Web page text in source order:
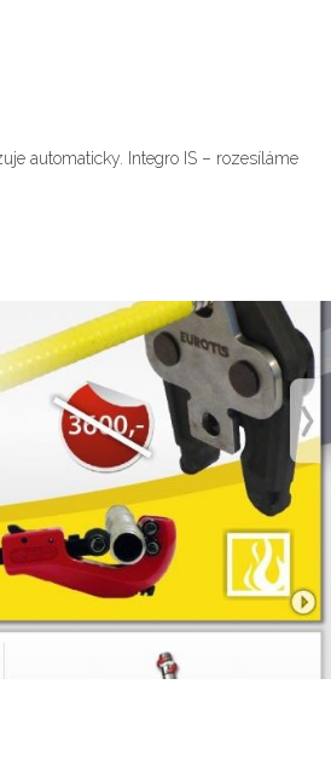
automaticky. Integro IS – rozesíláme